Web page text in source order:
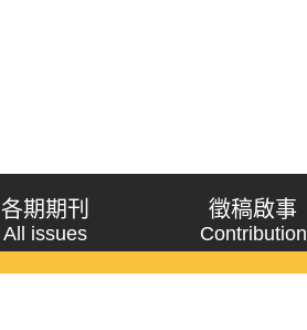
各期期刊
All issues
徵稿啟事
Contribution